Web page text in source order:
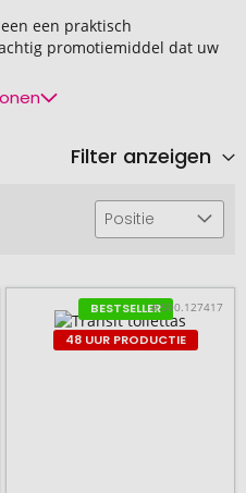
een praktisch
promotiemiddel dat uw
Filter anzeigen
Positie
BESTSELLER
48 UUR PRODUCTIE
# 500.127417